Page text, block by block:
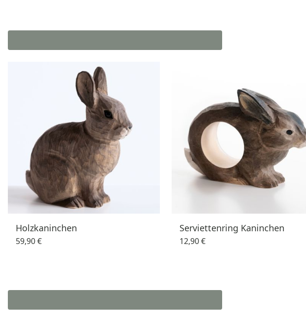
Holzkaninchen
59,90 €
Serviettenring Kaninchen
12,90 €